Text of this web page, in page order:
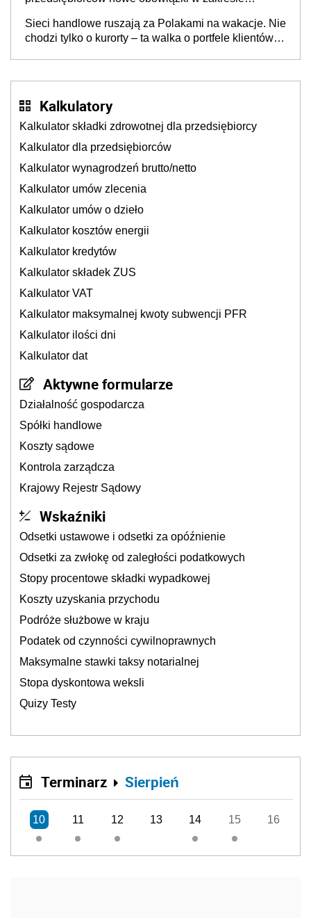
Sieci handlowe ruszają za Polakami na wakacje. Nie
chodzi tylko o kurorty – ta walka o portfele klientów
Kalkulatory
Kalkulator składki zdrowotnej dla przedsiębiorcy
Kalkulator dla przedsiębiorców
Kalkulator wynagrodzeń brutto/netto
Kalkulator umów zlecenia
Kalkulator umów o dzieło
Kalkulator kosztów energii
Kalkulator kredytów
Kalkulator składek ZUS
Kalkulator VAT
Kalkulator maksymalnej kwoty subwencji PFR
Kalkulator ilości dni
Kalkulator dat
Aktywne formularze
Działalność gospodarcza
Spółki handlowe
Koszty sądowe
Kontrola zarządcza
Krajowy Rejestr Sądowy
Wskaźniki
Odsetki ustawowe i odsetki za opóźnienie
Odsetki za zwłokę od zaległości podatkowych
Stopy procentowe składki wypadkowej
Koszty uzyskania przychodu
Podróże służbowe w kraju
Podatek od czynności cywilnoprawnych
Maksymalne stawki taksy notarialnej
Stopa dyskontowa weksli
Quizy Testy
Terminarz Sierpień
10 11 12 13 14 15 16